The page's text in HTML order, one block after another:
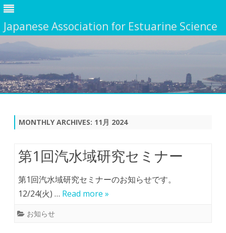
Japanese Association for Estuarine Science
MONTHLY ARCHIVES: 11月 2024
第1回汽水域研究セミナー
第1回汽水域研究セミナーのお知らせです。
12/24(火) … Read more »
お知らせ